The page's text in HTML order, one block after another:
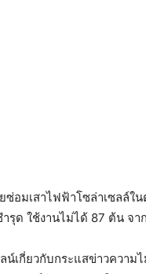
อมเสาไฟฟ้าโซล่าเซลล์ใ
รุด ใช้งานไม่ได้ 87 ต้น จา
กี่ยวกับกระแสข่าวความไ